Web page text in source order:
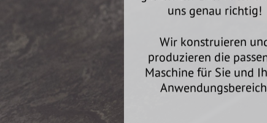
uns genau richtig!
Wir konstruieren
produzieren die
Maschine für Sie und